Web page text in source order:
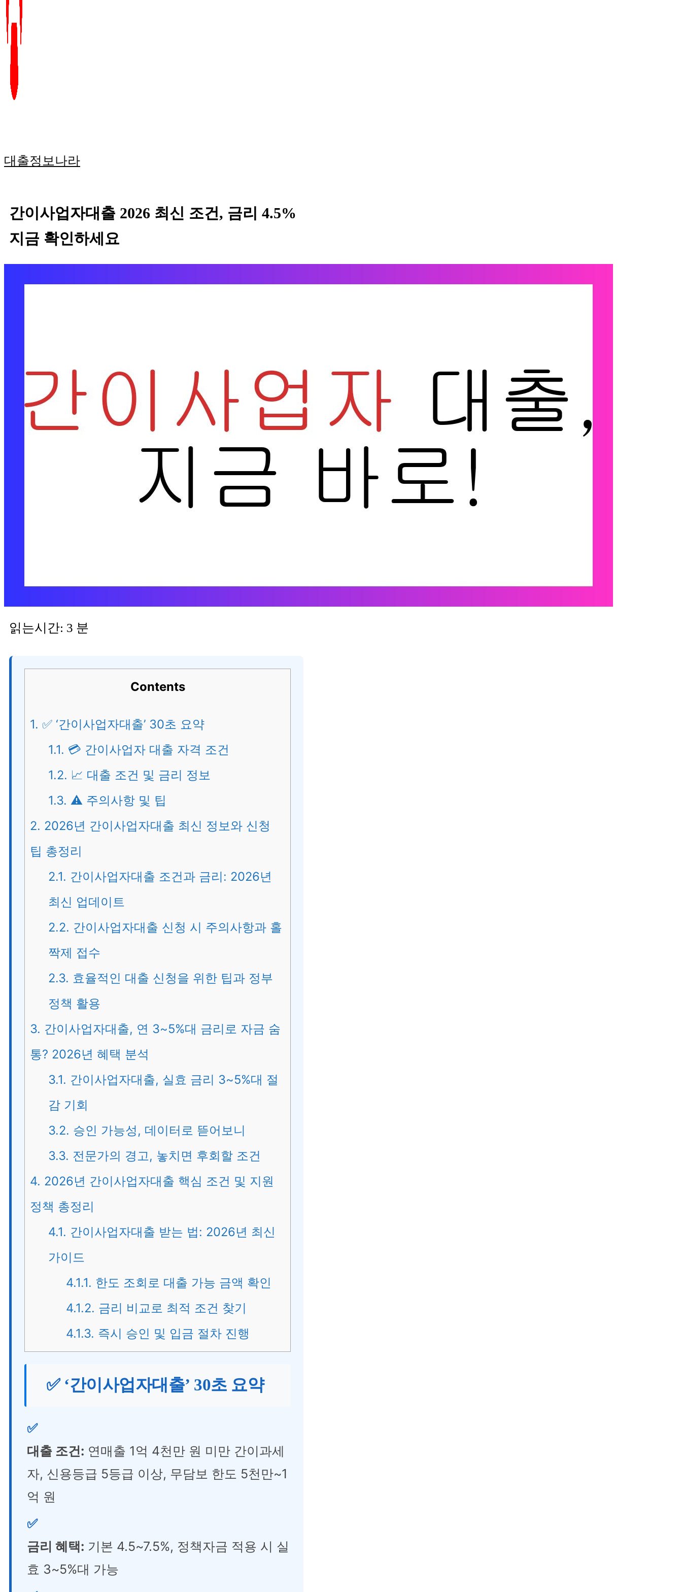
대출정보나라
간이사업자대출 2026 최신 조건, 금리 4.5%
지금 확인하세요
읽는시간: 3 분
Contents
1. ✅ ‘간이사업자대출’ 30초 요약
1.1. 💳 간이사업자 대출 자격 조건
1.2. 📈 대출 조건 및 금리 정보
1.3. ⚠️ 주의사항 및 팁
2. 2026년 간이사업자대출 최신 정보와 신청
팁 총정리
2.1. 간이사업자대출 조건과 금리: 2026년
최신 업데이트
2.2. 간이사업자대출 신청 시 주의사항과 홀
짝제 접수
2.3. 효율적인 대출 신청을 위한 팁과 정부
정책 활용
3. 간이사업자대출, 연 3~5%대 금리로 자금 숨
통? 2026년 혜택 분석
3.1. 간이사업자대출, 실효 금리 3~5%대 절
감 기회
3.2. 승인 가능성, 데이터로 뜯어보니
3.3. 전문가의 경고, 놓치면 후회할 조건
4. 2026년 간이사업자대출 핵심 조건 및 지원
정책 총정리
4.1. 간이사업자대출 받는 법: 2026년 최신
가이드
4.1.1. 한도 조회로 대출 가능 금액 확인
4.1.2. 금리 비교로 최적 조건 찾기
4.1.3. 즉시 승인 및 입금 절차 진행
✅ ‘간이사업자대출’ 30초 요약
✅
대출 조건: 연매출 1억 4천만 원 미만 간이과세
자, 신용등급 5등급 이상, 무담보 한도 5천만~1
억 원
✅
금리 혜택: 기본 4.5~7.5%, 정책자금 적용 시 실
효 3~5%대 가능